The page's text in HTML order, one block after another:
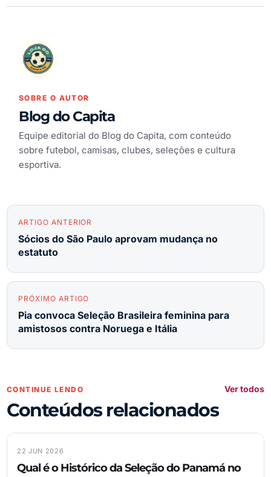
SOBRE O AUTOR
Blog do Capita
Equipe editorial do Blog do Capita, com conteúdo
sobre futebol, camisas, clubes, seleções e cultura
esportiva.
ARTIGO ANTERIOR
Sócios do São Paulo aprovam mudança no
estatuto
PRÓXIMO ARTIGO
Pia convoca Seleção Brasileira feminina para
amistosos contra Noruega e Itália
CONTINUE LENDO
Conteúdos relacionados
Ver todos
22 JUN 2026
Qual é o Histórico da Seleção do Panamá no